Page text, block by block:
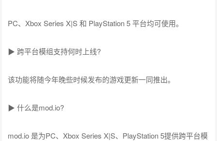
PC、Xbox Series X|S 和 PlayStation 5 平台均可使用。
▶ 跨平台模组支持何时上线?
该功能将随今年晚些时候发布的游戏更新一同推出。
▶ 什么是mod.io?
mod.io 是为PC、Xbox Series X|S、PlayStation 5提供跨平台模